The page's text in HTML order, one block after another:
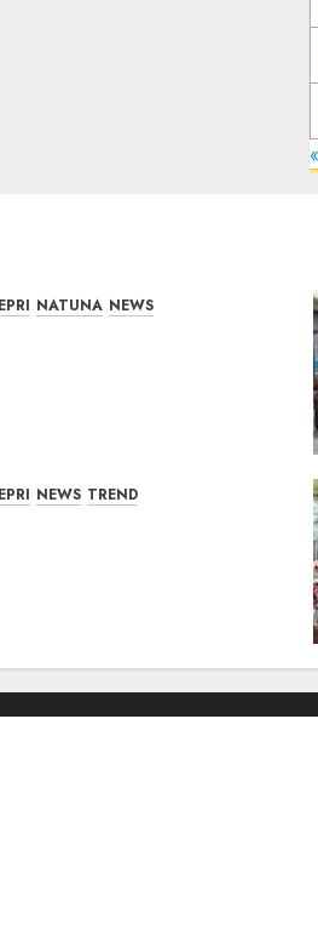
NATUNA NEWS
NEWS TREND
08/08/2026 0